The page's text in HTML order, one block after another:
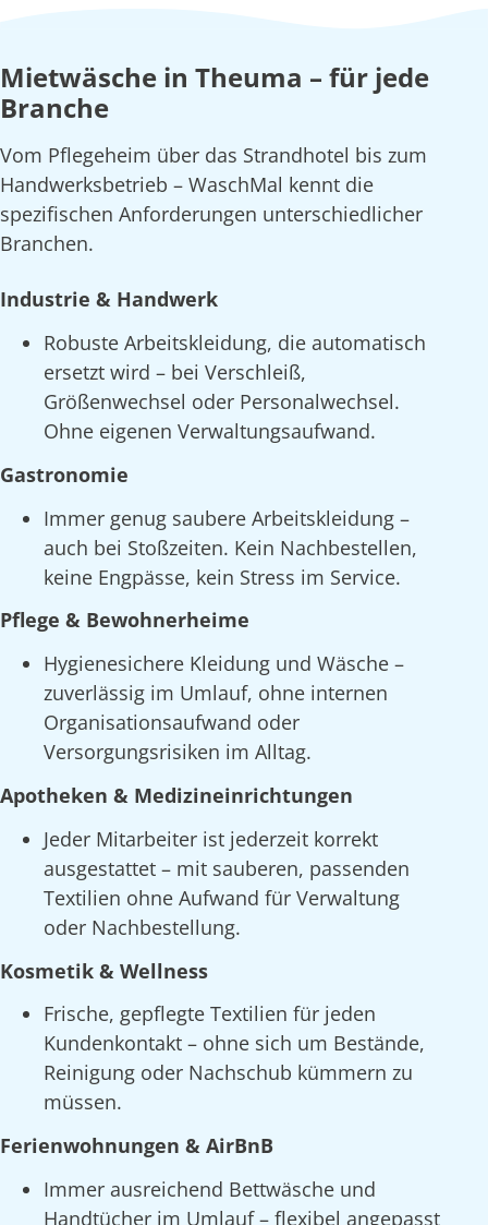
Mietwäsche in Theuma – für jede
Branche
Vom Pflegeheim über das Strandhotel bis zum
Handwerksbetrieb – WaschMal kennt die
spezifischen Anforderungen unterschiedlicher
Branchen.
Industrie & Handwerk
Robuste Arbeitskleidung, die automatisch
ersetzt wird – bei Verschleiß,
Größenwechsel oder Personalwechsel.
Ohne eigenen Verwaltungsaufwand.
Gastronomie
Immer genug saubere Arbeitskleidung –
auch bei Stoßzeiten. Kein Nachbestellen,
keine Engpässe, kein Stress im Service.
Pflege & Bewohnerheime
Hygienesichere Kleidung und Wäsche –
zuverlässig im Umlauf, ohne internen
Organisationsaufwand oder
Versorgungsrisiken im Alltag.
Apotheken & Medizineinrichtungen
Jeder Mitarbeiter ist jederzeit korrekt
ausgestattet – mit sauberen, passenden
Textilien ohne Aufwand für Verwaltung
oder Nachbestellung.
Kosmetik & Wellness
Frische, gepflegte Textilien für jeden
Kundenkontakt – ohne sich um Bestände,
Reinigung oder Nachschub kümmern zu
müssen.
Ferienwohnungen & AirBnB
Immer ausreichend Bettwäsche und
Handtücher im Umlauf – flexibel angepasst